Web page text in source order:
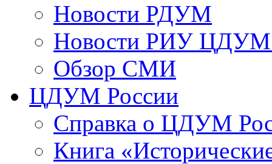
Новости РДУМ
Новости РИУ ЦДУМ
Обзор СМИ
ЦДУМ России
Справка о ЦДУМ
Книга